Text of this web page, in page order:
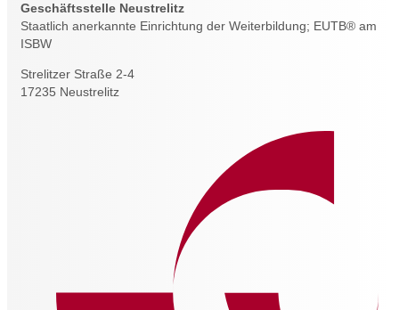
Geschäftsstelle Neustrelitz
Staatlich anerkannte Einrichtung der Weiterbildung; EUTB® am
ISBW
Strelitzer Straße 2-4
17235 Neustrelitz